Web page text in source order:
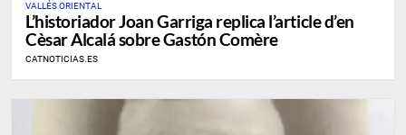
VALLÉS ORIENTAL
L’historiador Joan Garriga replica l’article d’en
Cèsar Alcalá sobre Gastón Comère
CATNOTICIAS.ES